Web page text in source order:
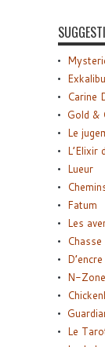
Carine
Gold &
Le
L’Elixir
Lueur
Fatum
Les
N-
Le